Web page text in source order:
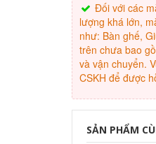
Đối với các
lượng khá lớn,
như: Bàn ghế,
trên chưa bao
và vận chuyển.
CSKH để được
SẢN PHẨM